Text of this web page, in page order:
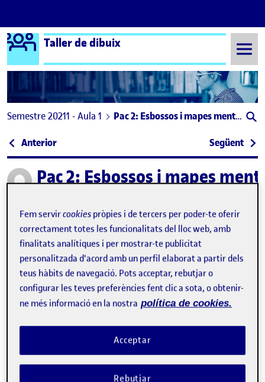
Saltar al contingut
Logo Ágora
Taller de dibuix
Semestre 20211 - Aula 1 Pac 2: Esbossos i mapes mentals
Navegació d'entrades
Anterior: Flash 2: Dibuixar amb paraules Següent:
Publicat perPac 2: Esbossos i mapes
Bona nit! Us presento els esbossos dels dos projectes.
Primer posaré el de la cançó de » Games without frontiers».
En aquest cas he decidit, tot i que són esbossos ràpids i no
son finals, obviament el resultat final estarà molt millor,
representaré un món amb dues pistoles i un avió intentant
Fem servircookies pròpies i de tercers per poder-te oferir
correctament totes les funcionalitats del lloc web, amb
finalitats analítiques i per mostrar-te publicitat
personalitzada d'acord amb un perfil elaborat a partir dels
teus hàbits de navegació. Pots acceptar, rebutjar o
configurar les teves preferències fent clic a sota, o obtenir-
ne més informació en la nostra política de cookies.
Rebutjar
Acceptar